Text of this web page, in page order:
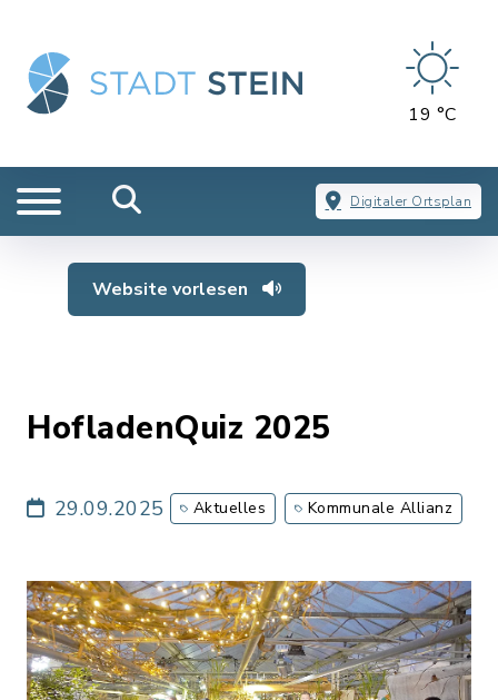
19 °C
Digitaler Ortsplan
Website vorlesen
HofladenQuiz 2025
29.09.2025 Aktuelles Kommunale Allianz